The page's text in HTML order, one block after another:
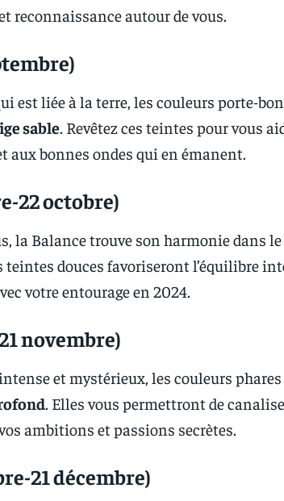
reconnaissance autour de vous.
est liée à la terre, les couleurs porte-
sable. Revêtez ces teintes pour vous
aux bonnes ondes qui en émanent.
22 octobre)
la Balance trouve son harmonie dans
teintes douces favoriseront l’équilibre
votre entourage en 2024.
novembre)
et mystérieux, les couleurs
. Elles vous permettront de
ambitions et passions secrètes.
21 décembre)